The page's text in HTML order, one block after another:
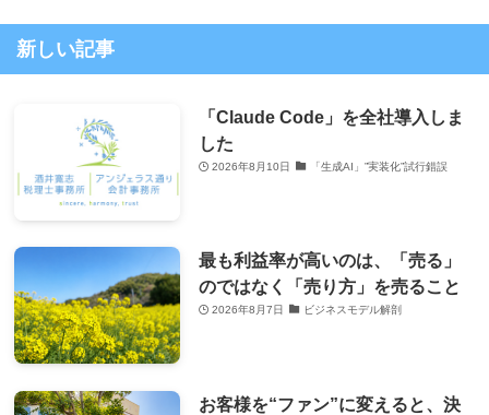
新しい記事
「Claude Code」を全社導入しま
した
2026年8月10日 「生成AI」”実装化”試行錯誤
最も利益率が高いのは、「売る」
のではなく「売り方」を売ること
2026年8月7日 ビジネスモデル解剖
お客様を“ファン”に変えると、決